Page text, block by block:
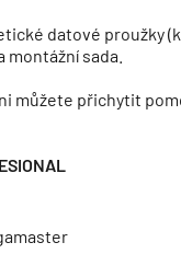
datové proužky
sada.
můžete přichytit